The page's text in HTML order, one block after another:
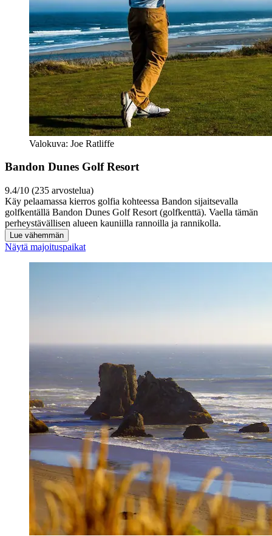
Valokuva: Joe Ratliffe
Bandon Dunes Golf Resort
9.4/10 (235 arvostelua)
Käy pelaamassa kierros golfia kohteessa Bandon sijaitsevalla
golfkentällä Bandon Dunes Golf Resort (golfkenttä). Vaella tämän
perheystävällisen alueen kauniilla rannoilla ja rannikolla.
Lue vähemmän
Näytä majoituspaikat